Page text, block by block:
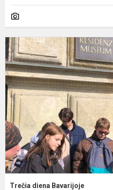
Trečia diena Bavarijoje